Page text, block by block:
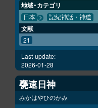
地域・カテゴリ
日本 記紀神話・神道
文献
21
Last-update:
2026-01-28
甕速日神
みかはやひのかみ